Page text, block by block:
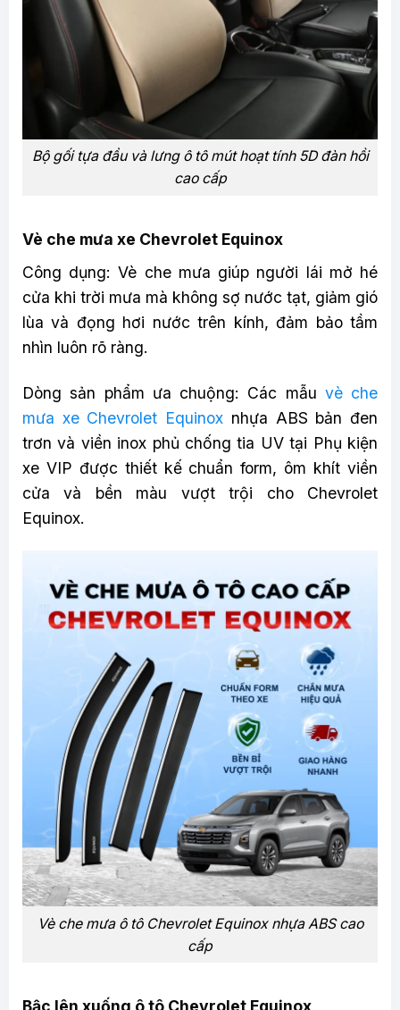
Bộ gối tựa đầu và lưng ô tô mút hoạt tính 5D đàn hồi
cao cấp
Vè che mưa xe Chevrolet Equinox
Công dụng: Vè che mưa giúp người lái mở hé
cửa khi trời mưa mà không sợ nước tạt, giảm gió
lùa và đọng hơi nước trên kính, đảm bảo tầm
nhìn luôn rõ ràng.
Dòng sản phẩm ưa chuộng: Các mẫu vè che
mưa xe Chevrolet Equinox nhựa ABS bản đen
trơn và viền inox phủ chống tia UV tại Phụ kiện
xe VIP được thiết kế chuẩn form, ôm khít viền
cửa và bền màu vượt trội cho Chevrolet
Equinox.
Vè che mưa ô tô Chevrolet Equinox nhựa ABS cao
cấp
Bậc lên xuống ô tô Chevrolet Equinox